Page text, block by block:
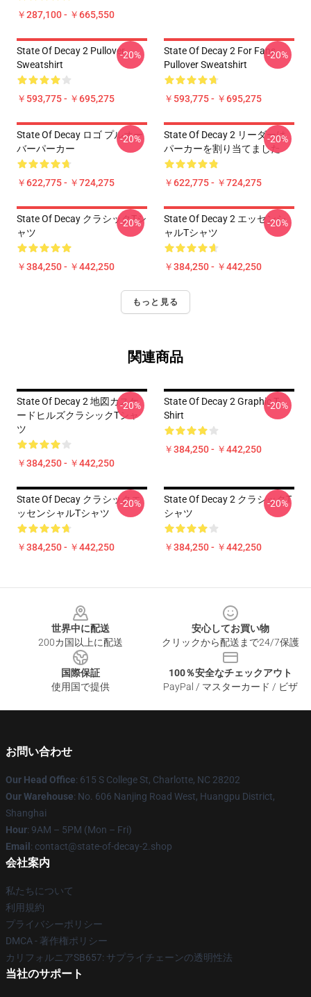
￥287,100 - ￥665,550
State Of Decay 2 Pullover
Sweatshirt
￥593,775 - ￥695,275
-20%
State Of Decay 2 For Fans
Pullover Sweatshirt
￥593,775 - ￥695,275
-20%
State Of Decay ロゴ プルオー
バーパーカー
￥622,775 - ￥724,275
-20%
State Of Decay 2 リーダーは
パーカーを割り当てました
￥622,775 - ￥724,275
-20%
State Of Decay クラシックTシ
ャツ
￥384,250 - ￥442,250
-20%
State Of Decay 2 エッセンシ
ャルTシャツ
￥384,250 - ￥442,250
-20%
もっと見る
関連商品
State Of Decay 2 地図カスケ
ードヒルズクラシックTシャ
ツ
￥384,250 - ￥442,250
-20%
State Of Decay 2 Graphic T-
Shirt
￥384,250 - ￥442,250
-20%
State Of Decay クラシックエ
ッセンシャルTシャツ
￥384,250 - ￥442,250
-20%
State Of Decay 2 クラシックT
シャツ
￥384,250 - ￥442,250
-20%
世界中に配送
200カ国以上に配送
安心してお買い物
クリックから配送まで24/7保護
国際保証
使用国で提供
100％安全なチェックアウト
PayPal / マスターカード / ビザ
お問い合わせ
Our Head Office: 615 S College St, Charlotte, NC 28202
Our Warehouse: No. 606 Nanjing Road West, Huangpu District,
Shanghai
Hour: 9AM – 5PM (Mon – Fri)
Email : contact@state-of-decay-2.shop
会社案内
私たちについて
利用規約
プライバシーポリシー
DMCA - 著作権ポリシー
カリフォルニアSB657: サプライチェーンの透明性法
当社のサポート